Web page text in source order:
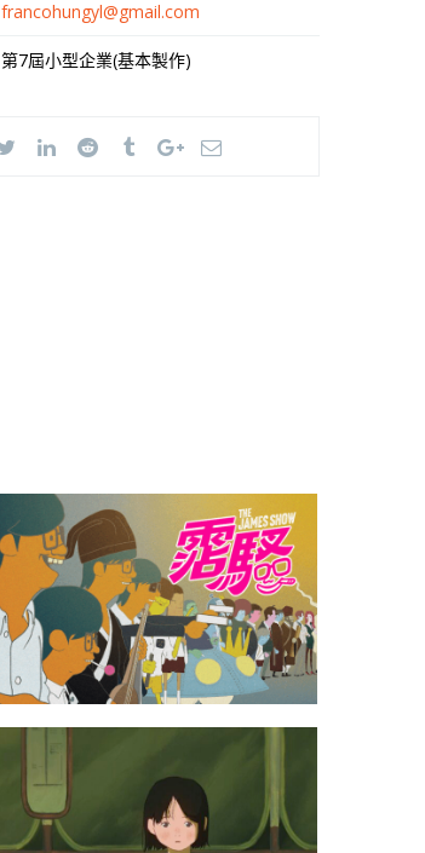
francohungyl@gmail.com
第7屆小型企業(基本製作)